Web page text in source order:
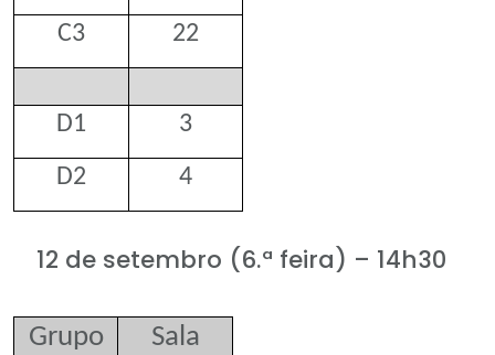
C3 22
D1
3
D2
4
12 de setembro (6.ª feira) – 14h30
Grupo
Sala